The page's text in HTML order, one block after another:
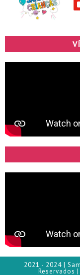
2021 - 2024 |
Reservados